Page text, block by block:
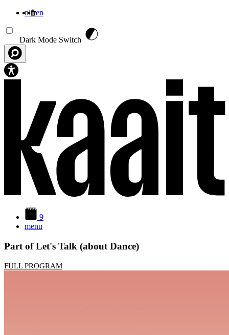
nlfren
Dark Mode Switch
9
menu
Part of Let's Talk (about Dance)
FULL PROGRAM